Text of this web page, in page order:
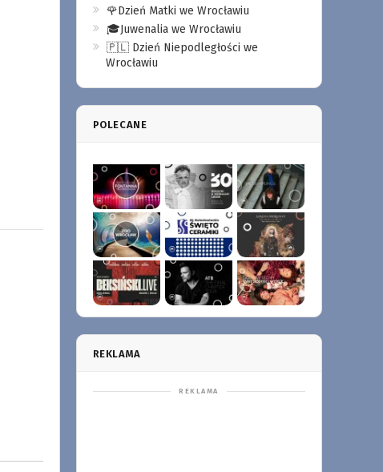
🌹Dzień Matki we Wrocławiu
🎓Juwenalia we Wrocławiu
🇵🇱 Dzień Niepodległości we
Wrocławiu
POLECANE
REKLAMA